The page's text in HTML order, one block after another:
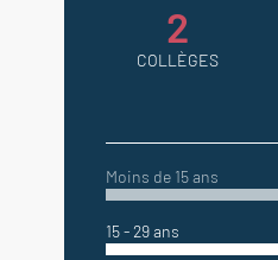
2
COLLÈGES
Moins de 15 ans
15 - 29 ans